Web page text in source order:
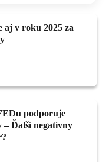
aj v roku 2025 za
podporuje
– Ďalší negatívny